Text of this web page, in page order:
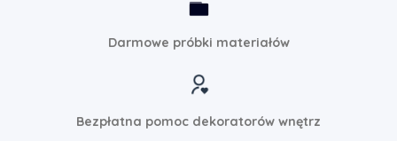
Darmowe próbki materiałów
Bezpłatna pomoc dekoratorów wnętrz